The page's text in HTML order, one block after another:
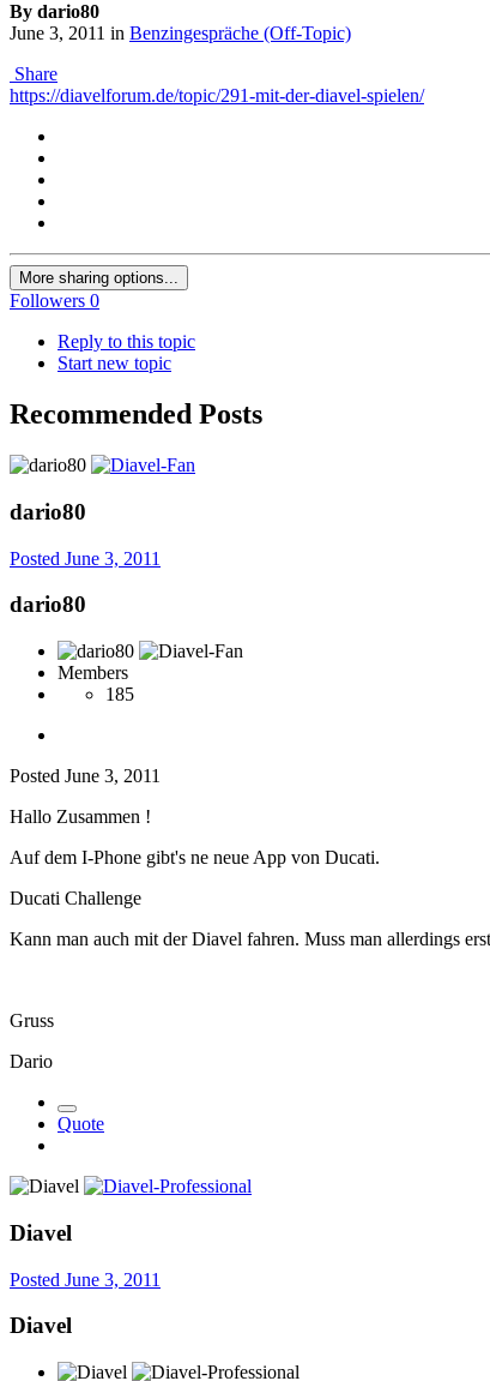
By dario80
June 3, 2011 in Benzingespräche (Off-Topic)
Share
https://diavelforum.de/topic/291-mit-der-diavel-spielen/
More sharing options...
Followers 0
Reply to this topic
Start new topic
Recommended Posts
dario80
Posted June 3, 2011
dario80
Members
185
Posted June 3, 2011
Hallo Zusammen !
Auf dem I-Phone gibt's ne neue App von Ducati.
Ducati Challenge
Kann man auch mit der Diavel fahren. Muss man allerdings
Gruss
Dario
Quote
Diavel
Posted June 3, 2011
Diavel